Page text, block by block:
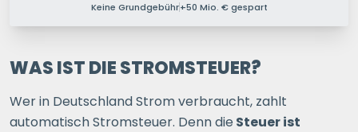
PERSONEN IM HAUSHALT
Ihre Postleitzahl
Keine Grundgebühr+50 Mio. € gespart
WAS IST DIE STROMSTEUER?
Wer in Deutschland Strom verbraucht, zahlt
automatisch Stromsteuer. Denn die Steuer ist